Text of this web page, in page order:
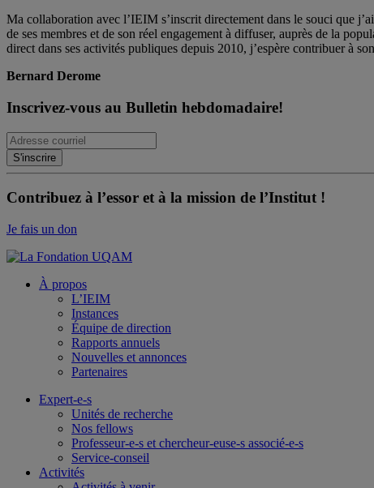
Ma collaboration avec l’IEIM s’inscrit directement dans le souci que
de ses membres et de son réel engagement à diffuser, auprès de la
direct dans ses activités publiques depuis 2010, j’espère contribuer à
Bernard Derome
Inscrivez-vous au Bulletin hebdomadaire!
Contribuez à l’essor et à la mission de l’Institut !
Je fais un don
À propos
L’IEIM
Instances
Équipe de direction
Rapports annuels
Nouvelles et annonces
Partenaires
Expert-e-s
Unités de recherche
Nos fellows
Professeur-e-s et chercheur-euse-s associé-e-s
Service-conseil
Activités